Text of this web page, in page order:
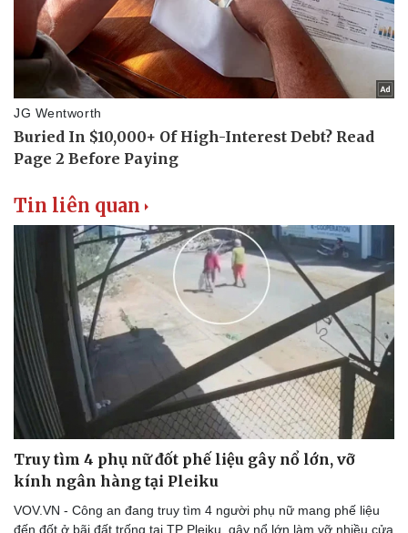
Văn hóa
Sân khấu - Điện ảnh
Văn học
Âm nhạc
Di sản
Nghệ sĩ
Thời trang
Sao Việt
Tin liên quan
Truy tìm 4 phụ nữ đốt phế liệu gây nổ lớn, vỡ
kính ngân hàng tại Pleiku
VOV.VN - Công an đang truy tìm 4 người phụ nữ mang phế liệu
đến đốt ở bãi đất trống tại TP Pleiku, gây nổ lớn làm vỡ nhiều cửa